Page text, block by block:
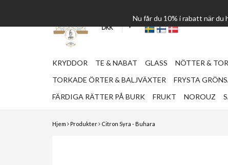
Nu får du 10% i rabatt när du
Hjem Produkter Citron Syra - Buhara
DKK
KRYDDOR TE & NABAT GLASS NÖTTER &
TORKADE ÖRTER & BALJVÄXTER
FRYSTA
FÄRDIGA RÄTTER PÅ BURK
FRUKT NOROUZ